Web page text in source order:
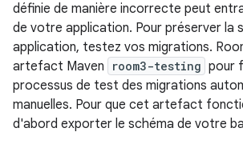
définie de manière incorrecte peut
de votre application. Pour préserver la
application, testez vos migrations.
artefact Maven
room3-testing pour
processus de test des migrations
manuelles. Pour que cet artefact
d'abord exporter le schéma de votre